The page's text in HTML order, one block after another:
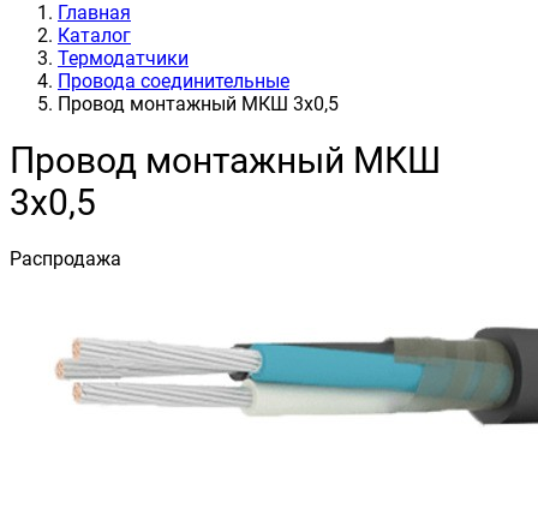
Главная
Каталог
Термодатчики
Провода соединительные
Провод монтажный МКШ 3х0,5
Провод монтажный МКШ
3х0,5
Распродажа